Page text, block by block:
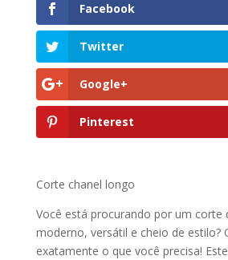
Facebook
Twitter
Google+
Pinterest
Corte chanel longo
Você está procurando por um corte
moderno, versátil e cheio de estilo?
exatamente o que você precisa!